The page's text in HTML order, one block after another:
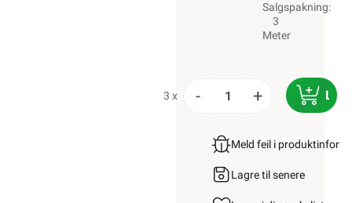
Salgspakning:
3
Meter
3 x - +
Meld feil i
Lagre til senere